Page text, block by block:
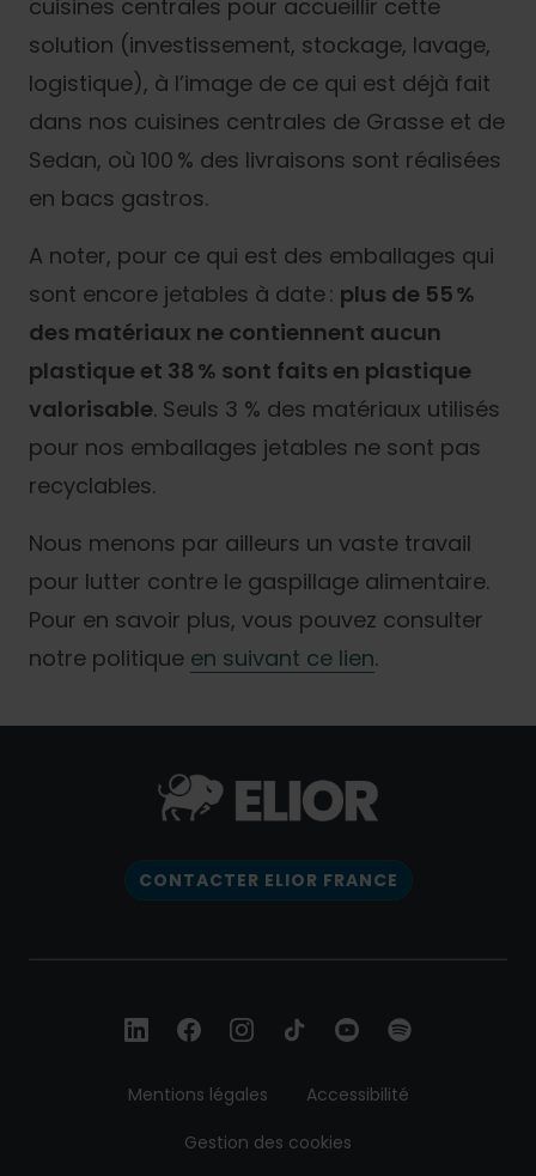
cuisines centrales pour accueillir cette
solution (investissement, stockage, lavage,
logistique), à l’image de ce qui est déjà fait
dans nos cuisines centrales de Grasse et de
Sedan, où 100 % des livraisons sont réalisées
en bacs gastros.
A noter, pour ce qui est des emballages qui
sont encore jetables à date : plus de 55 %
des matériaux ne contiennent aucun
plastique et 38 % sont faits en plastique
valorisable. Seuls 3 % des matériaux utilisés
pour nos emballages jetables ne sont pas
recyclables.
Nous menons par ailleurs un vaste travail
pour lutter contre le gaspillage alimentaire.
Pour en savoir plus, vous pouvez consulter
notre politique en suivant ce lien.
CONTACTER ELIOR FRANCE
Mentions légales
Accessibilité
Gestion des cookies